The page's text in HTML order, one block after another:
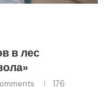
в лес
176